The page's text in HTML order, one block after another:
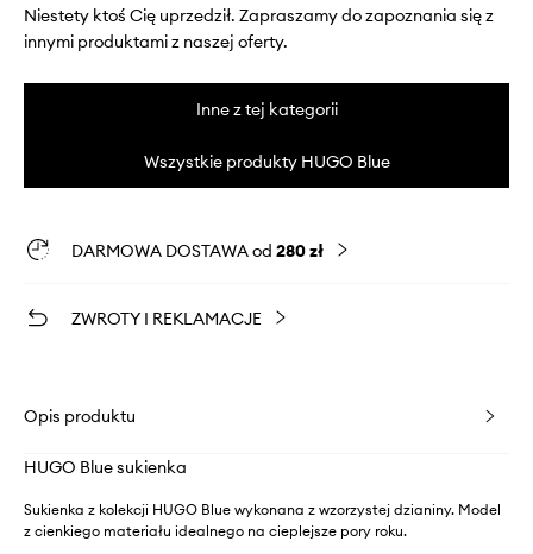
Niestety ktoś Cię uprzedził. Zapraszamy do zapoznania się z
innymi produktami z naszej oferty.
Inne z tej kategorii
Wszystkie produkty HUGO Blue
DARMOWA DOSTAWA od 280 zł
ZWROTY I REKLAMACJE
Opis produktu
HUGO Blue sukienka
Sukienka z kolekcji HUGO Blue wykonana z wzorzystej dzianiny. Model
z cienkiego materiału idealnego na cieplejsze pory roku.